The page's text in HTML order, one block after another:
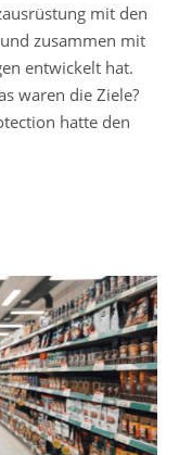
mit den
zusammen mit
entwickelt hat.
waren die Ziele?
hatte den